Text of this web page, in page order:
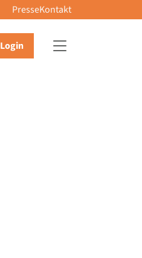
PresseKontakt
Login